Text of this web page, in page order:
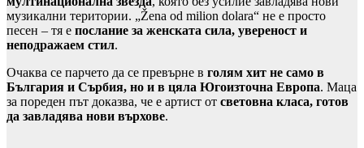
музикални територии. „Žena od milion dolara“ не е просто
песен – тя е послание за женската сила, увереност и
неподражаем стил.
Очаква се парчето да се превърне в голям хит не само в
България и Сърбия, но и в цяла Югоизточна Европа. Маца
за пореден път доказва, че е артист от световна класа, готов
да завладява нови върхове.